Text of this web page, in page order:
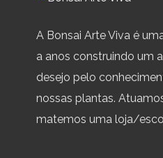
A Bonsai Arte Viva é
a anos construindo um
desejo pelo
nossas plantas.
matemos uma loja/